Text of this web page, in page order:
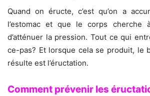
Quand on éructe, c’est qu’on a
l’estomac et que le corps cherche
d’atténuer la pression. Tout ce qui
ce-pas? Et lorsque cela se produit, le
résulte est l’éructation.
Comment prévenir les